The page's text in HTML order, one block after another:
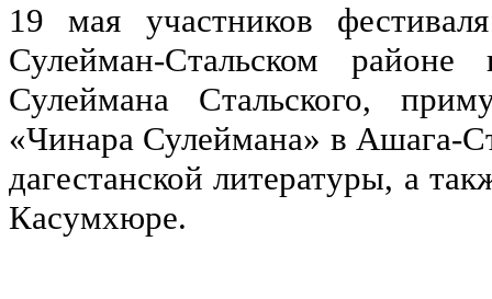
19 мая участников
Сулейман-Стальском
Сулеймана Стальского,
«Чинара Сулеймана» в Ашага-
дагестанской литературы, а
Касумхюре.